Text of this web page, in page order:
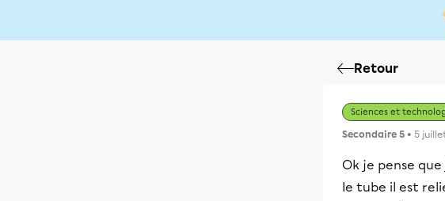
Retour
Sciences et
Secondaire 5 • 5
Ok je pense
le tube il est